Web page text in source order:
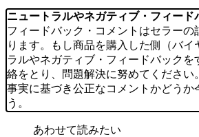
ニュートラルやネガティブ・フィー
フィードバック・コメントはセラーの
ります。もし商品を購入した側（バイ
ラルやネガティブ・フィードバックを
絡をとり、問題解決に努めてください。
事実に基づき公正なコメントかどうか
う。
あわせて読みたい